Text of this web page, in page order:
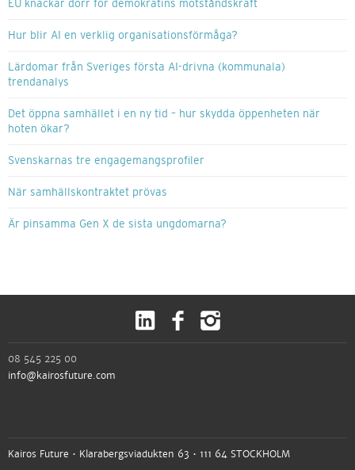
EU knackar dörr för demokratins motståndskraft
Hur blir AI en verklig organisationsförmåga?
Lärdomar från Sveriges första AI-drivna (kommunala)
trendanalys
Det öppna samhället i en ny tid – hur skydda öppenheten när
hoten ökar?
Svenskarnas tre engagemangsprofiler
När samhällskontraktet prövas
Är pinsamma Gen X de sista ungdomarna?
08 545 225 00
info@kairosfuture.com
Kairos Future • Klarabergsviadukten 63 • 111 64 STOCKHOLM